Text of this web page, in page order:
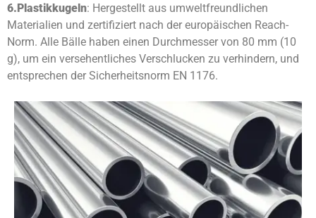
6.Plastikkugeln: Hergestellt aus umweltfreundlichen
Materialien und zertifiziert nach der europäischen Reach-
Norm. Alle Bälle haben einen Durchmesser von 80 mm (10
g), um ein versehentliches Verschlucken zu verhindern, und
entsprechen der Sicherheitsnorm EN 1176.